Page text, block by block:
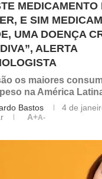
MEDICAMENTO
E SIM
UMA DOENÇA
ALERTA
os maiores
na América
Bastos
4 de
A+A-